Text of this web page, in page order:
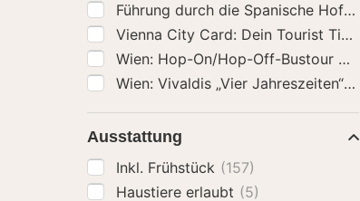
Führung durch die Spanische
Vienna City Card: Dein Tourist
Wien: Hop-On/Hop-Off-Bustour
Wien: Vivaldis „Vier
Ausstattung
Inkl. Frühstück (157)
Haustiere erlaubt (5)